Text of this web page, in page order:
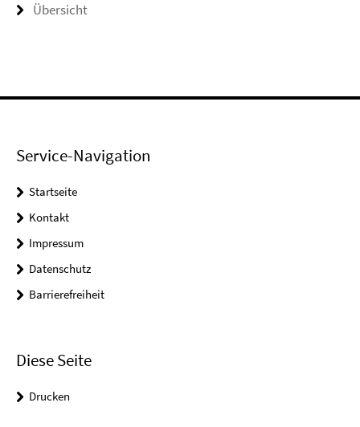
Übersicht
Service-Navigation
Startseite
Kontakt
Impressum
Datenschutz
Barrierefreiheit
Diese Seite
Drucken